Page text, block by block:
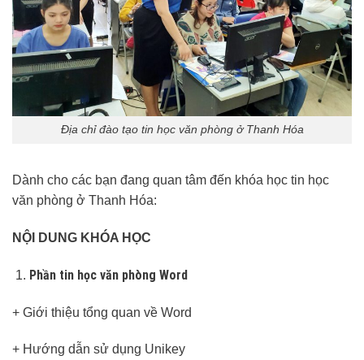
Địa chỉ đào tạo tin học văn phòng ở Thanh Hóa
Dành cho các bạn đang quan tâm đến khóa học tin học
văn phòng ở Thanh Hóa:
NỘI DUNG KHÓA HỌC
Phần tin học văn phòng Word
+ Giới thiệu tổng quan về Word
+ Hướng dẫn sử dụng Unikey